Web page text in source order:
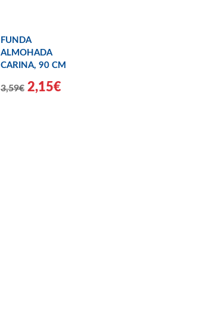
FUNDA
ALMOHADA
CARINA, 90 CM
3,59€ 2,15€